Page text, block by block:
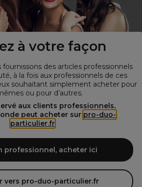
à votre façon
des articles professionnels
à la fois aux professionnels de ces
souhaitant simplement acheter pour
ou pour d’autres.
aux clients professionnels,
peut acheter sur pro-duo-
particulier.fr
professionnel, acheter ici
vers pro-duo-particulier.fr
et de la beauté, nous vous proposons une
professionnels pour la coiffure et
des salons de coiffure et instituts
produits s’adresse également à tous ceux
produits et d'accessoires de coiffure et de